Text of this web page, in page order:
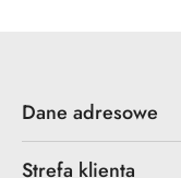
Dane adresowe
Strefa klienta